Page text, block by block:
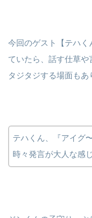
今回のゲスト【テハく
ていたら、話す仕草
タジタジする場面もあ
テハくん、『アイグ
時々発言が大人な感